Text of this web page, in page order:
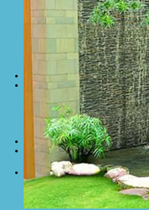
Màng phủ nông nghiệp
Bạt Kéo Quán Cafe
Bạt Kéo Sân Trường
Thi Công Mái Xếp Hà Nội
Thi Công Mái Xếp TPHCM
Thi Công Mái Xếp Bình Dương
Thi Công Mái Xếp Biên Hòa
Tin tức
Hoạt động
May bạt mái che
Thi công bạt lót lồ
Thay bạt áo dù
Thay bạt mái che
Thi công mái tôn
Tuyển Dụng Hòa Phát Đạt
Liên hệ Hòa Phát Đạt
Tìm
kiếm: